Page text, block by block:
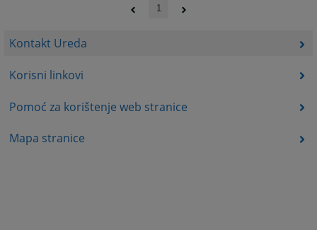
Kontakt Ureda
Korisni linkovi
Pomoć za korištenje web stranice
Mapa stranice
1